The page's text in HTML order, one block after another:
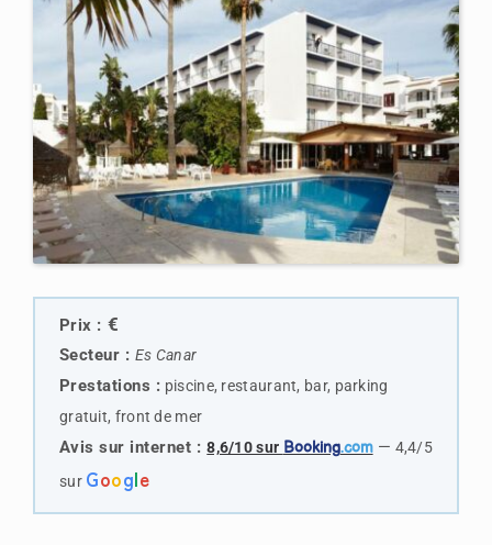
Prix : €
Secteur : Es Canar
Prestations : piscine, restaurant, bar, parking
gratuit, front de mer
Avis sur internet : 8,6/10 sur Booking.com— 4,4/5
sur Google